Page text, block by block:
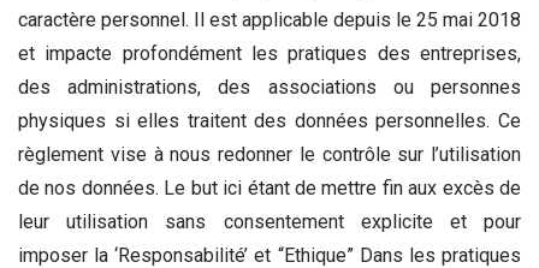
caractère personnel. Il est applicable depuis le 25 mai 2018
et impacte profondément les pratiques des entreprises,
des administrations, des associations ou personnes
physiques si elles traitent des données personnelles. Ce
règlement vise à nous redonner le contrôle sur l’utilisation
de nos données. Le but ici étant de mettre fin aux excès de
leur utilisation sans consentement explicite et pour
imposer la ‘Responsabilité’ et “Ethique” Dans les pratiques